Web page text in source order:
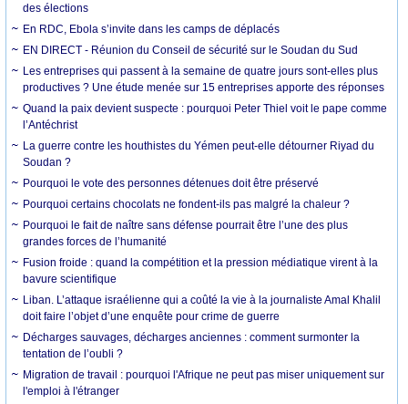
des élections
En RDC, Ebola s’invite dans les camps de déplacés
EN DIRECT - Réunion du Conseil de sécurité sur le Soudan du Sud
Les entreprises qui passent à la semaine de quatre jours sont-elles plus
productives ? Une étude menée sur 15 entreprises apporte des réponses
Quand la paix devient suspecte : pourquoi Peter Thiel voit le pape comme
l’Antéchrist
La guerre contre les houthistes du Yémen peut-elle détourner Riyad du
Soudan ?
Pourquoi le vote des personnes détenues doit être préservé
Pourquoi certains chocolats ne fondent-ils pas malgré la chaleur ?
Pourquoi le fait de naître sans défense pourrait être l’une des plus
grandes forces de l’humanité
Fusion froide : quand la compétition et la pression médiatique virent à la
bavure scientifique
Liban. L’attaque israélienne qui a coûté la vie à la journaliste Amal Khalil
doit faire l’objet d’une enquête pour crime de guerre
Décharges sauvages, décharges anciennes : comment surmonter la
tentation de l’oubli ?
Migration de travail : pourquoi l'Afrique ne peut pas miser uniquement sur
l'emploi à l'étranger